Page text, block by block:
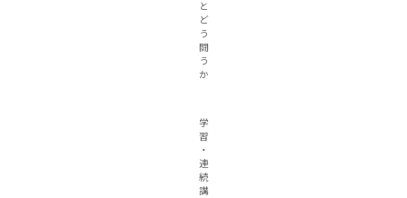
と
ど
う
闘
う
か
学
習
・
連
続
講